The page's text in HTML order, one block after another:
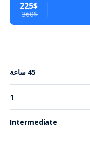
225$
360$
45 ساعة
1
Intermediate